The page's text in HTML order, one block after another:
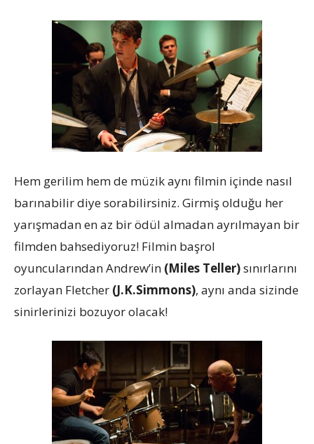
Hem gerilim hem de müzik aynı filmin içinde nasıl
barınabilir diye sorabilirsiniz. Girmiş olduğu her
yarışmadan en az bir ödül almadan ayrılmayan bir
filmden bahsediyoruz! Filmin başrol
oyuncularından Andrew’in (Miles Teller)sınırlarını
zorlayan Fletcher (J.K.Simmons), aynı anda sizinde
sinirlerinizi bozuyor olacak!